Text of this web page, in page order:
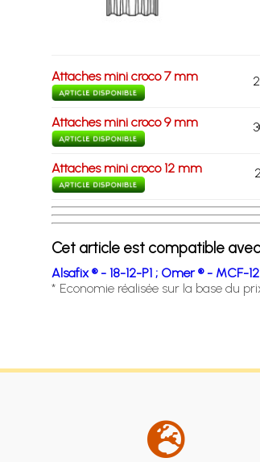
Attaches mini croco 7 mm
Attaches mini croco 9 mm
Attaches mini croco 12 mm
Cet article est compatible
Alsafix ® - 18-12-P1 ; Omer ® - MCF-
* Economie réalisée sur la base du